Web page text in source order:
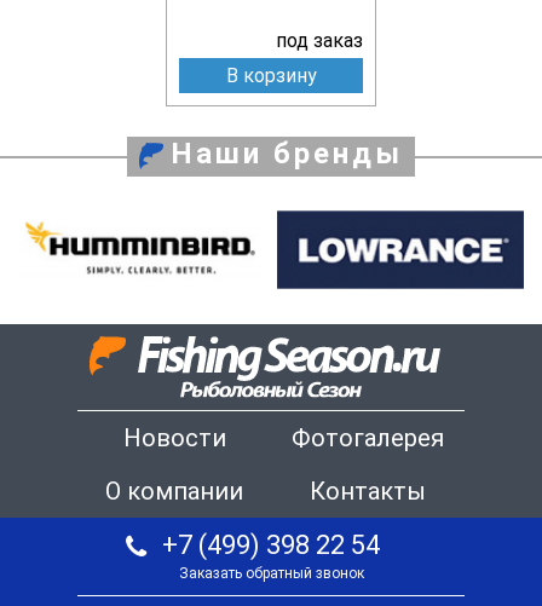
под заказ
В корзину
Наши бренды
Новости
Фотогалерея
О компании
Контакты
+7 (499) 398 22 54
Заказать обратный звонок